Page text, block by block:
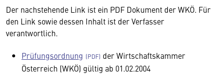
Der nachstehende Link ist ein PDF Dokument der WKÖ. Für
den Link sowie dessen Inhalt ist der Verfasser
verantwortlich.
Prüfungsordnung
der Wirtschaftskammer
Österreich (WKÖ) gültig ab 01.02.2004